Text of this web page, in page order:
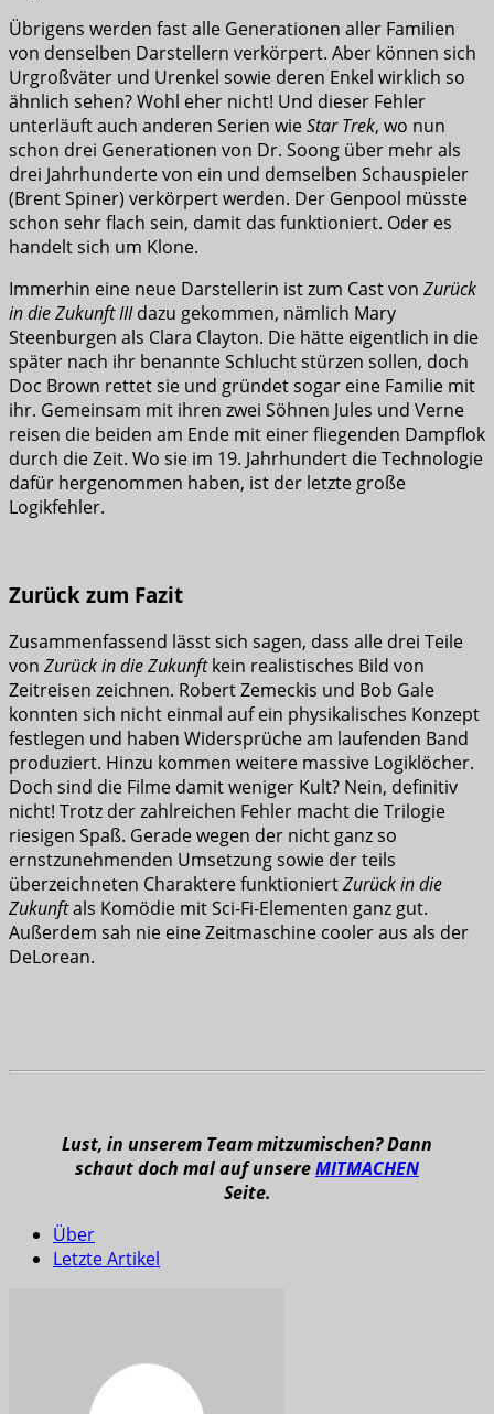
Übrigens werden fast alle Generationen aller Familien
von denselben Darstellern verkörpert. Aber können sich
Urgroßväter und Urenkel sowie deren Enkel wirklich so
ähnlich sehen? Wohl eher nicht! Und dieser Fehler
unterläuft auch anderen Serien wieStar Trek, wo nun
schon drei Generationen von Dr. Soong über mehr als
drei Jahrhunderte von ein und demselben Schauspieler
(Brent Spiner) verkörpert werden. Der Genpool müsste
schon sehr flach sein, damit das funktioniert. Oder es
handelt sich um Klone.
Immerhin eine neue Darstellerin ist zum Cast von Zurück
in die Zukunft IIIdazu gekommen, nämlich Mary
Steenburgen als Clara Clayton. Die hätte eigentlich in die
später nach ihr benannte Schlucht stürzen sollen, doch
Doc Brown rettet sie und gründet sogar eine Familie mit
ihr. Gemeinsam mit ihren zwei Söhnen Jules und Verne
reisen die beiden am Ende mit einer fliegenden Dampflok
durch die Zeit. Wo sie im 19. Jahrhundert die Technologie
dafür hergenommen haben, ist der letzte große
Logikfehler.
Zurück zum Fazit
Zusammenfassend lässt sich sagen, dass alle drei Teile
von Zurück in die Zukunftkein realistisches Bild von
Zeitreisen zeichnen. Robert Zemeckis und Bob Gale
konnten sich nicht einmal auf ein physikalisches Konzept
festlegen und haben Widersprüche am laufenden Band
produziert. Hinzu kommen weitere massive Logiklöcher.
Doch sind die Filme damit weniger Kult? Nein, definitiv
nicht! Trotz der zahlreichen Fehler macht die Trilogie
riesigen Spaß. Gerade wegen der nicht ganz so
ernstzunehmenden Umsetzung sowie der teils
überzeichneten Charaktere funktioniertZurück in die
Zukunftals Komödie mit Sci-Fi-Elementen ganz gut.
Außerdem sah nie eine Zeitmaschine cooler aus als der
DeLorean.
Lust, in unserem Team mitzumischen? Dann
schaut doch mal auf unsereMITMACHEN
Seite.
Über
Letzte Artikel